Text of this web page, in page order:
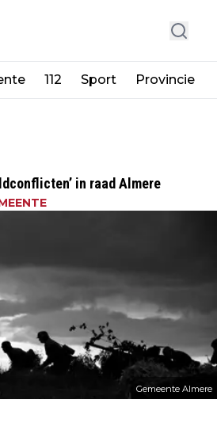
112 Sport Provincie
in raad Almere
Gemeente Almere